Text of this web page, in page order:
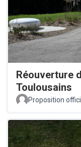
Réouverture
Toulousains
Proposition